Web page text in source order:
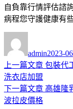
自負靠行情評估諮
病程您守護健康有
者
admin佈
日
2023-
文
章
導
上一篇文章 上
篇
包裝代
洗衣店加盟
下一篇文章 下
高雄隆
波拉皮價格